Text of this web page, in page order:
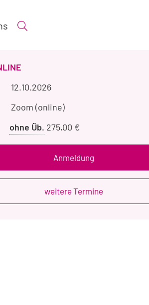
Suche öffnen
Veranstaltungszeitraum
12.10.2026
Veranstaltungsort
Zoom (online)
ohne Üb. Preis
Übernachtung
275,00 €
Anmeldung
weitere Termine